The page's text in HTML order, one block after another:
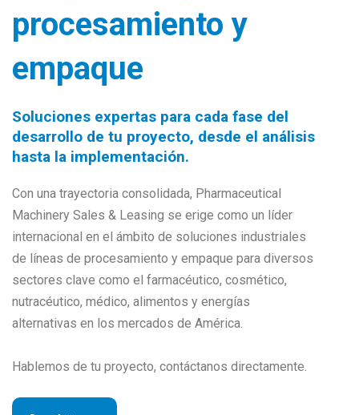
procesamiento y
empaque
Soluciones expertas para cada fase del
desarrollo de tu proyecto, desde el análisis
hasta la implementación.
Con una trayectoria consolidada, Pharmaceutical
Machinery Sales & Leasing se erige como un líder
internacional en el ámbito de soluciones industriales
de líneas de procesamiento y empaque para diversos
sectores clave como el farmacéutico, cosmético,
nutracéutico, médico, alimentos y energías
alternativas en los mercados de América.
Hablemos de tu proyecto, contáctanos directamente.